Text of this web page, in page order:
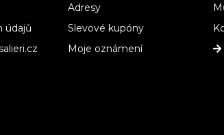
údajů
Adresy
Slevové kupóny
Moje oznámení